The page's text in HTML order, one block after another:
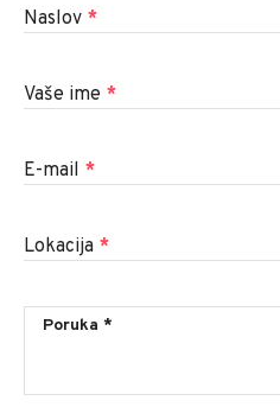
Naslov *
Vaše ime *
E-mail *
Lokacija *